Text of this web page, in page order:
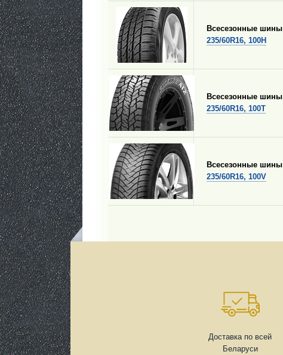
Всесезонные шины
235/60R16, 100H
Всесезонные шины
235/60R16, 100T
Всесезонные шины
235/60R16, 100V
Доставка по всей
Беларуси